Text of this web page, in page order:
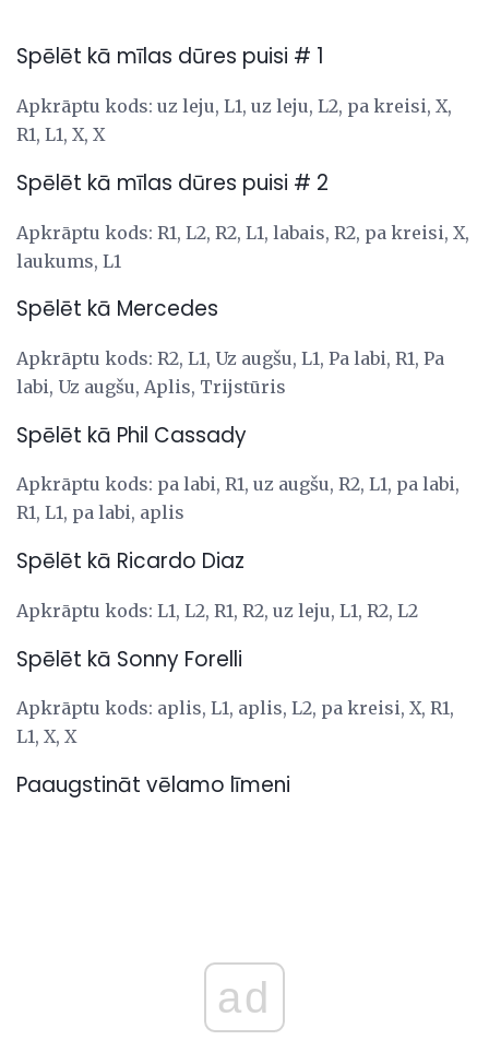
Spēlēt kā mīlas dūres puisi # 1
Apkrāptu kods: uz leju, L1, uz leju, L2, pa kreisi, X,
R1, L1, X, X
Spēlēt kā mīlas dūres puisi # 2
Apkrāptu kods: R1, L2, R2, L1, labais, R2, pa kreisi, X,
laukums, L1
Spēlēt kā Mercedes
Apkrāptu kods: R2, L1, Uz augšu, L1, Pa labi, R1, Pa
labi, Uz augšu, Aplis, Trijstūris
Spēlēt kā Phil Cassady
Apkrāptu kods: pa labi, R1, uz augšu, R2, L1, pa labi,
R1, L1, pa labi, aplis
Spēlēt kā Ricardo Diaz
Apkrāptu kods: L1, L2, R1, R2, uz leju, L1, R2, L2
Spēlēt kā Sonny Forelli
Apkrāptu kods: aplis, L1, aplis, L2, pa kreisi, X, R1,
L1, X, X
Paaugstināt vēlamo līmeni
ad